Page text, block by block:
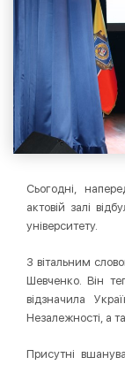
Сьогодні,
актовій залі
університету.
З вітальним
Шевченко. Він
відзначила
Незалежності, а
Присутні